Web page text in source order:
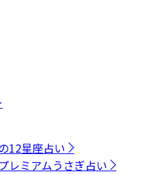
12星座占い
レミアムうさぎ占い